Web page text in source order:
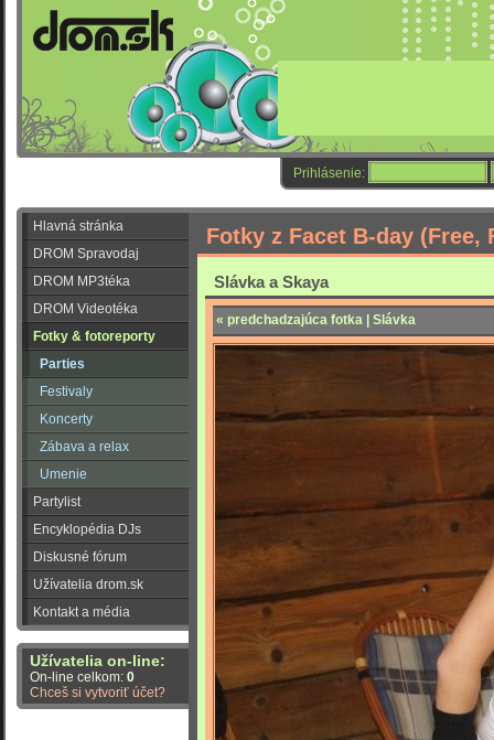
Prihlásenie:
Hlavná stránka
DROM Spravodaj
DROM MP3téka
DROM Videotéka
Fotky & fotoreporty
Parties
Festivaly
Koncerty
Zábava a relax
Umenie
Partylist
Encyklopédia DJs
Diskusné fórum
Užívatelia drom.sk
Kontakt a média
Užívatelia on-line:
On-line celkom: 0
Chceš si vytvoriť účet?
Fotky z Facet B-day (Free,
Slávka a Skaya
« predchadzajúca fotka | Slávka